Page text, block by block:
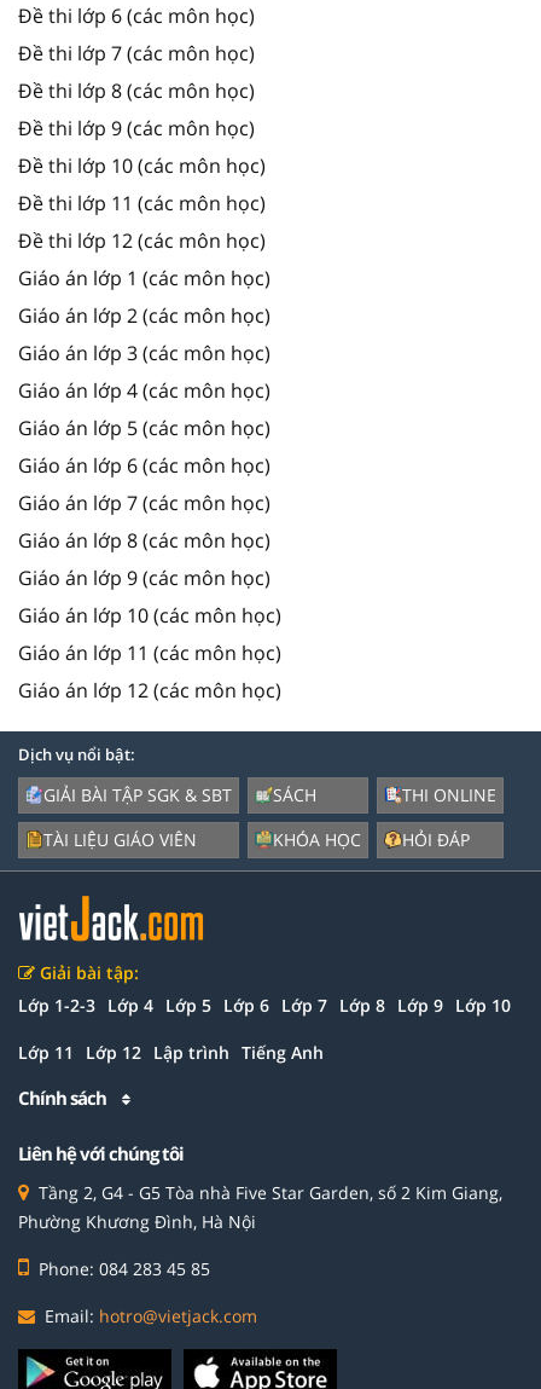
Đề thi lớp 6 (các môn học)
Đề thi lớp 7 (các môn học)
Đề thi lớp 8 (các môn học)
Đề thi lớp 9 (các môn học)
Đề thi lớp 10 (các môn học)
Đề thi lớp 11 (các môn học)
Đề thi lớp 12 (các môn học)
Giáo án lớp 1 (các môn học)
Giáo án lớp 2 (các môn học)
Giáo án lớp 3 (các môn học)
Giáo án lớp 4 (các môn học)
Giáo án lớp 5 (các môn học)
Giáo án lớp 6 (các môn học)
Giáo án lớp 7 (các môn học)
Giáo án lớp 8 (các môn học)
Giáo án lớp 9 (các môn học)
Giáo án lớp 10 (các môn học)
Giáo án lớp 11 (các môn học)
Giáo án lớp 12 (các môn học)
Dịch vụ nổi bật:
GIẢI BÀI TẬP SGK & SBT
TÀI LIỆU GIÁO VIÊN
SÁCH
KHÓA HỌC
THI ONLINE
HỎI ĐÁP
Giải bài tập:
Lớp 1-2-3 Lớp 4 Lớp 5 Lớp 6 Lớp 7 Lớp 8 Lớp 9 Lớp 10
Lớp 11 Lớp 12 Lập trình Tiếng Anh
Chính sách
Liên hệ với chúng tôi
Tầng 2, G4 - G5 Tòa nhà Five Star Garden, số 2 Kim Giang,
Phường Khương Đình, Hà Nội
Phone: 084 283 45 85
Email: hotro@vietjack.com